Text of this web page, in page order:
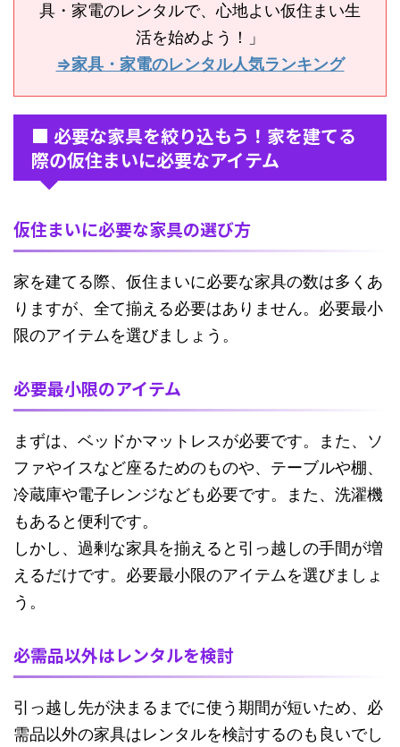
具・家電のレンタルで、心地よい仮住まい生
活を始めよう！」
⇒家具・家電のレンタル人気ランキング
■ 必要な家具を絞り込もう！家を建てる
際の仮住まいに必要なアイテム
仮住まいに必要な家具の選び方
家を建てる際、仮住まいに必要な家具の数は多くあ
りますが、全て揃える必要はありません。必要最小
限のアイテムを選びましょう。
必要最小限のアイテム
まずは、ベッドかマットレスが必要です。また、ソ
ファやイスなど座るためのものや、テーブルや棚、
冷蔵庫や電子レンジなども必要です。また、洗濯機
もあると便利です。
しかし、過剰な家具を揃えると引っ越しの手間が増
えるだけです。必要最小限のアイテムを選びましょ
う。
必需品以外はレンタルを検討
引っ越し先が決まるまでに使う期間が短いため、必
需品以外の家具はレンタルを検討するのも良いでし